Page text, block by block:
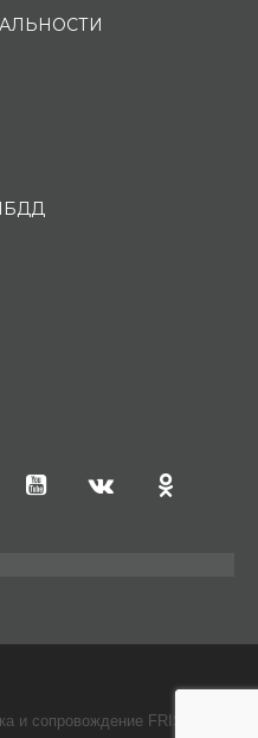
и сопровождение FRISH & С